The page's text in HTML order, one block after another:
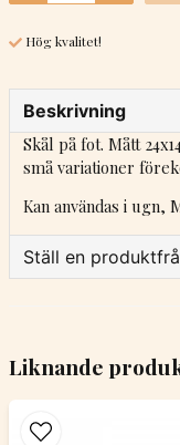
Hög kvalitet!
Beskrivning
Skål på fot. Mått
små variationer
Kan användas i ugn,
Ställ en
name
Namn
Liknande